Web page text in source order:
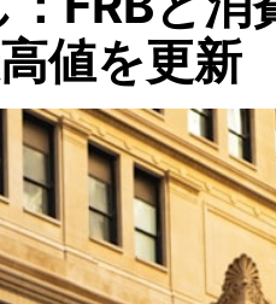
値を更新